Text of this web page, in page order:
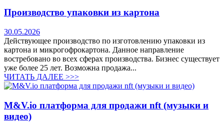
Производство упаковки из картона
30.05.2026
Действующее производство по изготовлению упаковки из
картона и микрогофрокартона. Данное направление
востребовано во всех сферах производства. Бизнес существует
уже более 25 лет. Возможна продажа...
ЧИТАТЬ ДАЛЕЕ >>>
M&V.io платформа для продажи nft (музыки и
видео)